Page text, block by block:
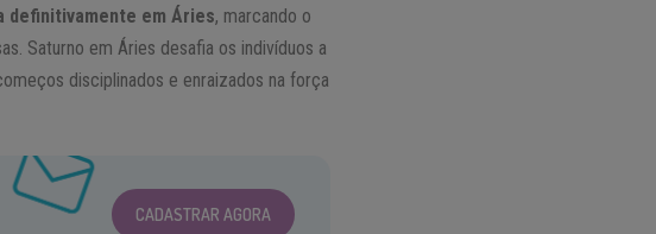
definitivamente em Áries, marcando o
Saturno em Áries desafia os indivíduos a
disciplinados e enraizados na força
CADASTRAR AGORA